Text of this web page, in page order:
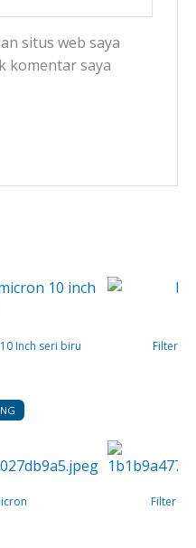
situs web saya
komentar saya
Inch seri biru Filter
Filter air